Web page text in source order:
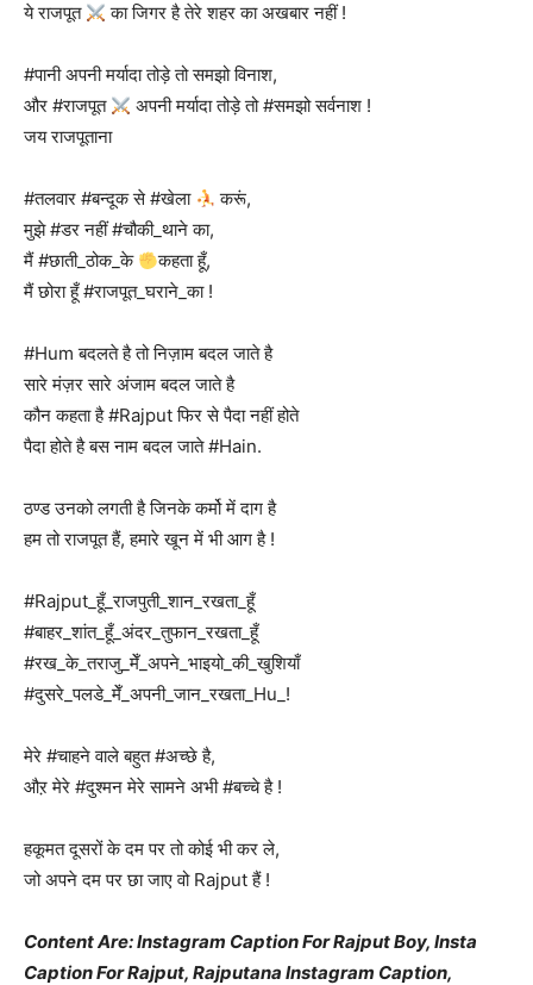
ये राजपूत
का जिगर है तेरे शहर का अखबार नहीं !
#पानी अपनी मर्यादा तोड़े तो समझो विनाश,
और #राजपूत
अपनी मर्यादा तोड़े तो #समझो सर्वनाश !
जय राजपूताना
#तलवार #बन्दूक से #खेला
करूं,
मुझे #डर नहीं #चौकी_थाने का,
मैं #छाती_ठोक_के
कहता हूँ,
मैं छोरा हूँ #राजपूत_घराने_का !
#Hum बदलते है तो निज़ाम बदल जाते है
सारे मंज़र सारे अंजाम बदल जाते है
कौन कहता है #Rajput फिर से पैदा नहीं होते
पैदा होते है बस नाम बदल जाते #Hain.
ठण्ड उनको लगती है जिनके कर्मो में दाग है
हम तो राजपूत हैं, हमारे खून में भी आग है !
#Rajput_हूँ_राजपुती_शान_रखता_हूँ
#बाहर_शांत_हूँ_अंदर_तुफान_रखता_हूँ
#रख_के_तराजु_मेँ_अपने_भाइयो_की_खुशियाँ
#दुसरे_पलडे_मेँ_अपनी_जान_रखता_Hu_!
मेरे #चाहने वाले बहुत #अच्छे है,
औऱ मेरे #दुश्मन मेरे सामने अभी #बच्चे है !
हकूमत दूसरों के दम पर तो कोई भी कर ले,
जो अपने दम पर छा जाए वो Rajput हैं !
Content Are: Instagram Caption For Rajput Boy, Insta
Caption For Rajput, Rajputana Instagram Caption,